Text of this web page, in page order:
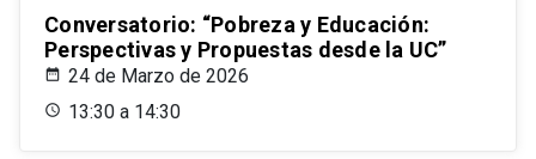
Conversatorio: “Pobreza y Educación:
Perspectivas y Propuestas desde la UC”
24 de Marzo de 2026
13:30 a 14:30